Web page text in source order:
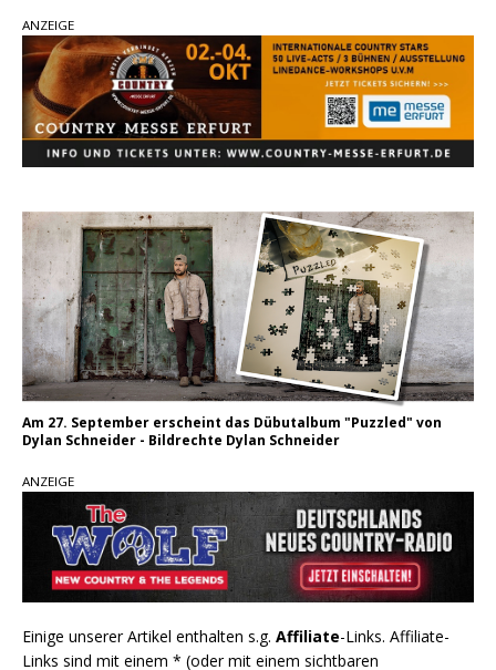
„Choosin‘ Texas“ gehört zu den größten Hits
aller Zeiten
pez veröffentlicht neue Single „Late Night
Talks“ – eine Hymne auf unvergessliche
Sommernächte
Morgan Wallen, Dolly Parton und Riley Green im
Fokus
ANZEIGE
Am 27. September erscheint das Dübutalbum "Puzzled" von
Dylan Schneider - Bildrechte Dylan Schneider
ANZEIGE
Einige unserer Artikel enthalten s.g. Affiliate-Links. Affiliate-
Links sind mit einem * (oder mit einem sichtbaren